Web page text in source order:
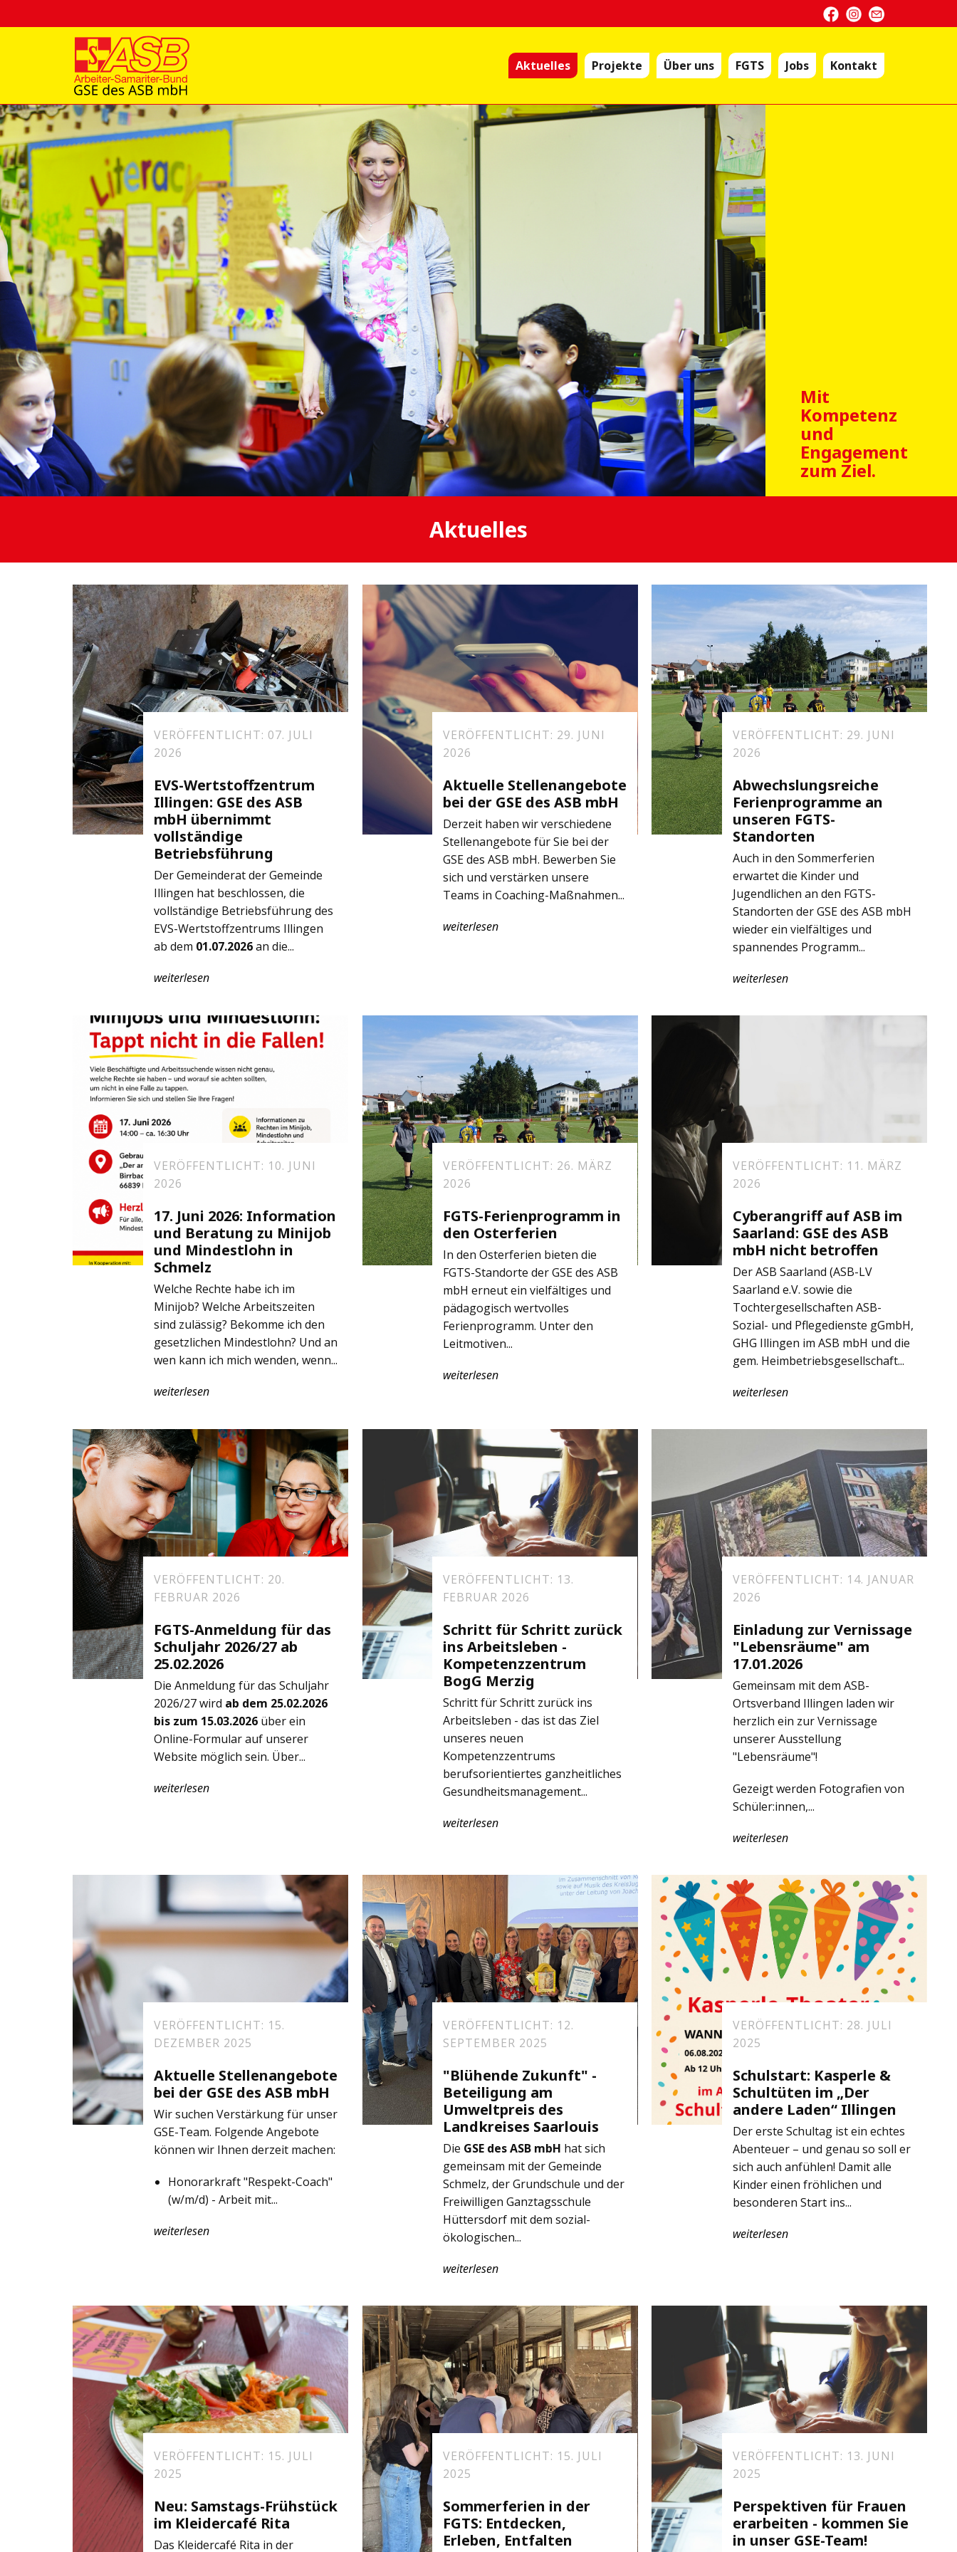
Aktuelles Projekte Über uns FGTS Jobs Kontakt
Mit
Kompetenz
und
Engagement
zum Ziel.
Aktuelles
VERÖFFENTLICHT: 07. JULI
2026
EVS-Wertstoffzentrum
Illingen: GSE des ASB
mbH übernimmt
vollständige
Betriebsführung
Der Gemeinderat der Gemeinde
Illingen hat beschlossen, die
vollständige Betriebsführung des
EVS-Wertstoffzentrums Illingen
ab dem 01.07.2026an die...
weiterlesen
VERÖFFENTLICHT: 29. JUNI
2026
Aktuelle Stellenangebote
bei der GSE des ASB mbH
Derzeit haben wir verschiedene
Stellenangebote für Sie bei der
GSE des ASB mbH. Bewerben Sie
sich und verstärken unsere
Teams in Coaching-Maßnahmen...
weiterlesen
VERÖFFENTLICHT: 29. JUNI
2026
Abwechslungsreiche
Ferienprogramme an
unseren FGTS-
Standorten
Auch in den Sommerferien
erwartet die Kinder und
Jugendlichen an den FGTS-
Standorten der GSE des ASB mbH
wieder ein vielfältiges und
spannendes Programm...
weiterlesen
VERÖFFENTLICHT: 10. JUNI
2026
17. Juni 2026: Information
und Beratung zu Minijob
und Mindestlohn in
Schmelz
Welche Rechte habe ich im
Minijob? Welche Arbeitszeiten
sind zulässig? Bekomme ich den
gesetzlichen Mindestlohn? Und an
wen kann ich mich wenden, wenn...
weiterlesen
VERÖFFENTLICHT: 26. MÄRZ
2026
FGTS-Ferienprogramm in
den Osterferien
In den Osterferien bieten die
FGTS-Standorte der GSE des ASB
mbH erneut ein vielfältiges und
pädagogisch wertvolles
Ferienprogramm. Unter den
Leitmotiven...
weiterlesen
VERÖFFENTLICHT: 11. MÄRZ
2026
Cyberangriff auf ASB im
Saarland: GSE des ASB
mbH nicht betroffen
Der ASB Saarland (ASB-LV
Saarland e.V. sowie die
Tochtergesellschaften ASB-
Sozial- und Pflegedienste gGmbH,
GHG Illingen im ASB mbH und die
gem. Heimbetriebsgesellschaft...
weiterlesen
VERÖFFENTLICHT: 20.
FEBRUAR 2026
FGTS-Anmeldung für das
Schuljahr 2026/27 ab
25.02.2026
Die Anmeldung für das Schuljahr
2026/27 wird ab dem 25.02.2026
bis zum 15.03.2026über ein
Online-Formular auf unserer
Website möglich sein. Über...
weiterlesen
VERÖFFENTLICHT: 13.
FEBRUAR 2026
Schritt für Schritt zurück
ins Arbeitsleben -
Kompetenzzentrum
BogG Merzig
Schritt für Schritt zurück ins
Arbeitsleben - das ist das Ziel
unseres neuen
Kompetenzzentrums
berufsorientiertes ganzheitliches
Gesundheitsmanagement...
weiterlesen
VERÖFFENTLICHT: 14. JANUAR
2026
Einladung zur Vernissage
"Lebensräume" am
17.01.2026
Gemeinsam mit dem ASB-
Ortsverband Illingen laden wir
herzlich ein zur Vernissage
unserer Ausstellung
"Lebensräume"!
Gezeigt werden Fotografien von
Schüler:innen,...
weiterlesen
VERÖFFENTLICHT: 15.
DEZEMBER 2025
Aktuelle Stellenangebote
bei der GSE des ASB mbH
Wir suchen Verstärkung für unser
GSE-Team. Folgende Angebote
können wir Ihnen derzeit machen:
Honorarkraft "Respekt-Coach"
(w/m/d) - Arbeit mit...
weiterlesen
VERÖFFENTLICHT: 12.
SEPTEMBER 2025
"Blühende Zukunft" -
Beteiligung am
Umweltpreis des
Landkreises Saarlouis
Die GSE des ASB mbH hat sich
gemeinsam mit der Gemeinde
Schmelz, der Grundschule und der
Freiwilligen Ganztagsschule
Hüttersdorf mit dem sozial-
ökologischen...
weiterlesen
VERÖFFENTLICHT: 28. JULI
2025
Schulstart: Kasperle &
Schultüten im „Der
andere Laden“ Illingen
Der erste Schultag ist ein echtes
Abenteuer – und genau so soll er
sich auch anfühlen! Damit alle
Kinder einen fröhlichen und
besonderen Start ins...
weiterlesen
VERÖFFENTLICHT: 15. JULI
2025
Neu: Samstags-Frühstück
im Kleidercafé Rita
Das Kleidercafé Rita in der
VERÖFFENTLICHT: 15. JULI
2025
Sommerferien in der
FGTS: Entdecken,
Erleben, Entfalten
VERÖFFENTLICHT: 13. JUNI
2025
Perspektiven für Frauen
erarbeiten - kommen Sie
in unser GSE-Team!